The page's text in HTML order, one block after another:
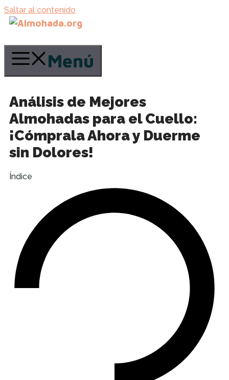
Saltar al contenido
Menú
Análisis de Mejores
Almohadas para el Cuello:
¡Cómprala Ahora y Duerme
sin Dolores!
Índice